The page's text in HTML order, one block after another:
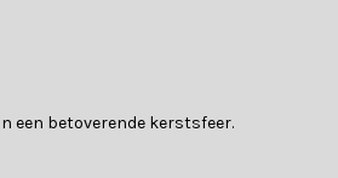
een betoverende kerstsfeer.